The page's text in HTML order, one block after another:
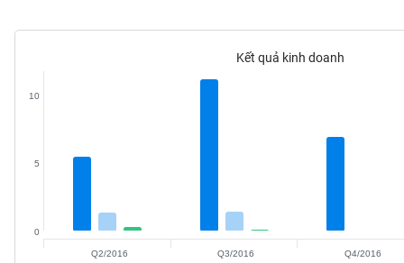
Kết quả kinh doanh
0
5
10
Q2/2016 Q3/2016 Q4/2016